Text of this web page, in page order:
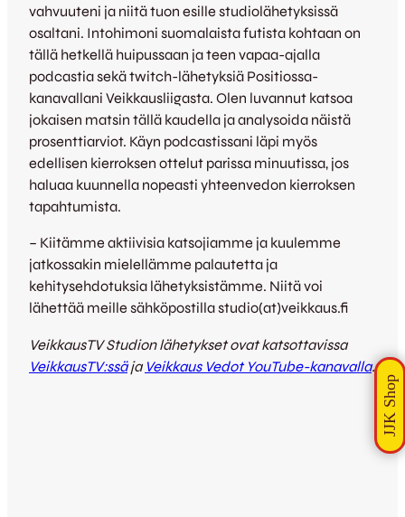
vahvuuteni ja niitä tuon esille studiolähetyksissä
osaltani. Intohimoni suomalaista futista kohtaan on
tällä hetkellä huipussaan ja teen vapaa-ajalla
podcastia sekä twitch-lähetyksiä Positiossa-
kanavallani Veikkausliigasta. Olen luvannut katsoa
jokaisen matsin tällä kaudella ja analysoida näistä
prosenttiarviot. Käyn podcastissani läpi myös
edellisen kierroksen ottelut parissa minuutissa, jos
haluaa kuunnella nopeasti yhteenvedon kierroksen
tapahtumista.
– Kiitämme aktiivisia katsojiamme ja kuulemme
jatkossakin mielellämme palautetta ja
kehitysehdotuksia lähetyksistämme. Niitä voi
lähettää meille sähköpostilla studio(at)veikkaus.fi
VeikkausTV Studion lähetykset ovat katsottavissa
VeikkausTV:ssäja Veikkaus Vedot YouTube-kanavalla.